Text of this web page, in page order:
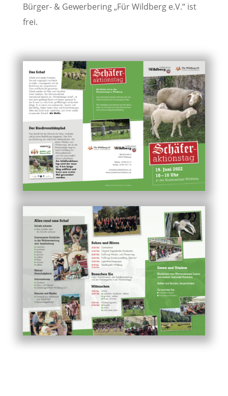
Bürger- & Gewerbering „Für Wildberg e.V.“ ist
frei.